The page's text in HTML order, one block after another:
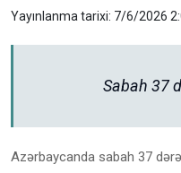
Yayınlanma tarixi: 7/6/2026
Sabah 37
Azərbaycanda sabah 37